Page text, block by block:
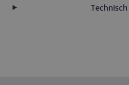
Technisch